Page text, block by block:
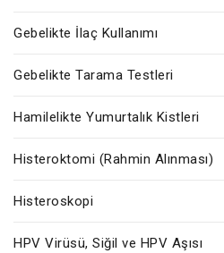
Gebelikte İlaç Kullanımı
Gebelikte Tarama Testleri
Hamilelikte Yumurtalık Kistleri
Histeroktomi (Rahmin Alınması)
Histeroskopi
HPV Virüsü, Siğil ve HPV Aşısı